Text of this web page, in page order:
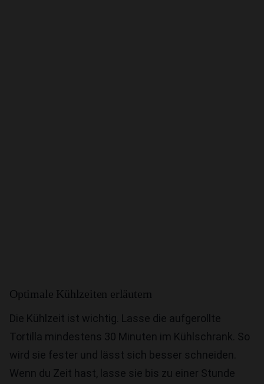
Optimale Kühlzeiten erläutern
Die Kühlzeit ist wichtig. Lasse die aufgerollte
Tortilla mindestens 30 Minuten im Kühlschrank. So
wird sie fester und lässt sich besser schneiden.
Wenn du Zeit hast, lasse sie bis zu einer Stunde